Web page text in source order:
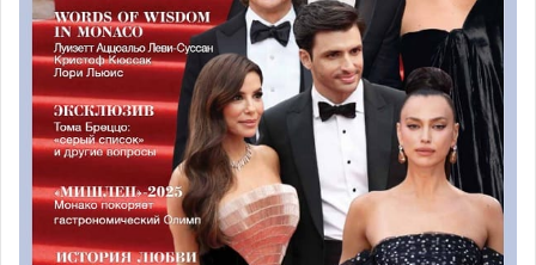
именитые актеры и деятели кино и телеиндустрии.
В официальном открытии главного конкурса
телеиндустрии принял участие князь Альбер II. Суверен
выступил перед гостями с речью, отметив, что рад
приветствовать в княжестве теле и кино сообщество со
всего мира.